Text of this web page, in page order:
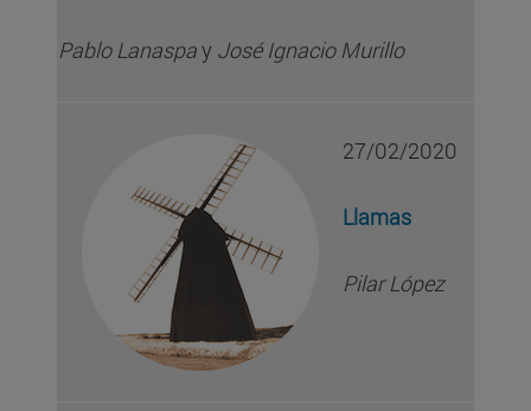
Pablo Lanaspay José Ignacio Murillo
27/02/2020
Llamas
Pilar López